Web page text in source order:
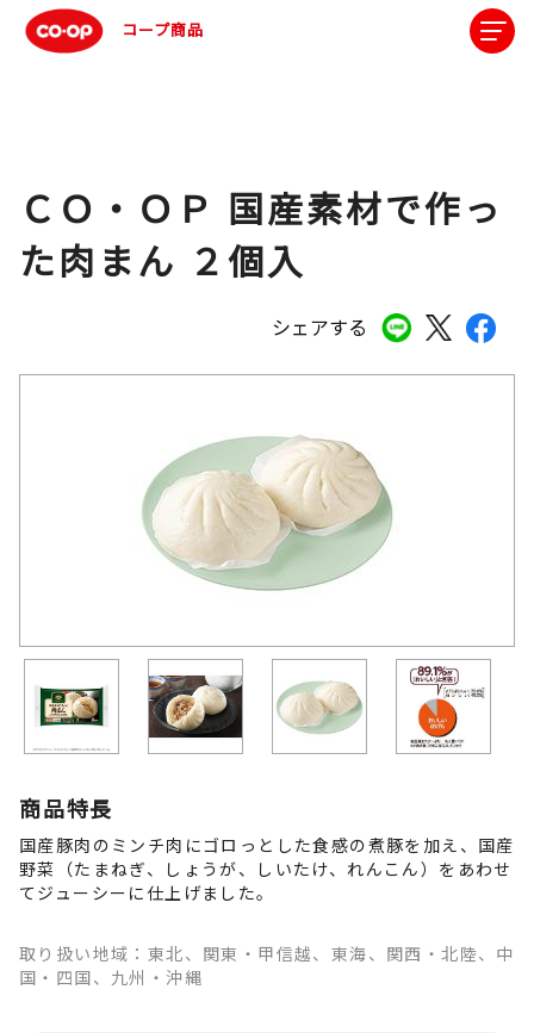
コープ商品
シェアする
ＣＯ・ＯＰ 国産素材で作っ
た肉まん ２個入
商品特長
国産豚肉のミンチ肉にゴロっとした食感の煮豚を加え、国産
野菜（たまねぎ、しょうが、しいたけ、れんこん）をあわせ
てジューシーに仕上げました。
取り扱い地域：東北、関東・甲信越、東海、関西・北陸、中
国・四国、九州・沖縄